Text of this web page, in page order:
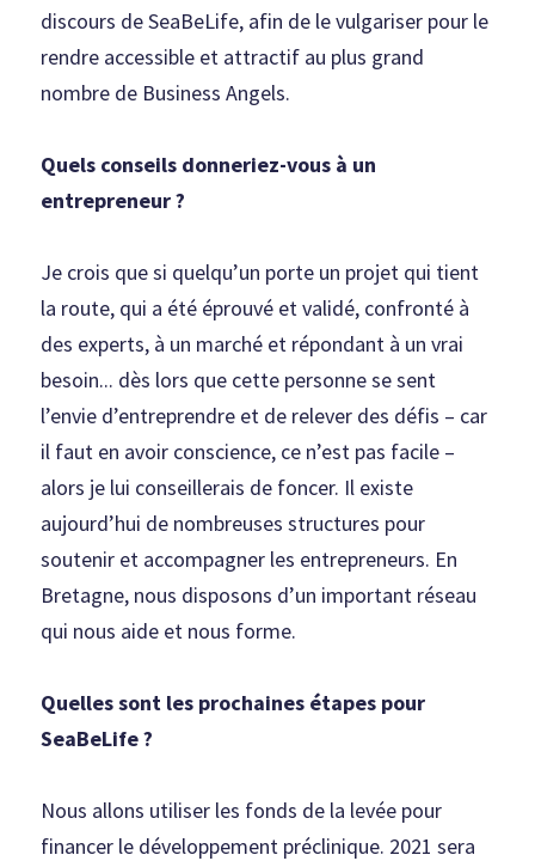
discours de SeaBeLife, afin de le vulgariser pour le
rendre accessible et attractif au plus grand
nombre de Business Angels.
Quels conseils donneriez-vous à un
entrepreneur ?
Je crois que si quelqu’un porte un projet qui tient
la route, qui a été éprouvé et validé, confronté à
des experts, à un marché et répondant à un vrai
besoin... dès lors que cette personne se sent
l’envie d’entreprendre et de relever des défis – car
il faut en avoir conscience, ce n’est pas facile –
alors je lui conseillerais de foncer. Il existe
aujourd’hui de nombreuses structures pour
soutenir et accompagner les entrepreneurs. En
Bretagne, nous disposons d’un important réseau
qui nous aide et nous forme.
Quelles sont les prochaines étapes pour
SeaBeLife ?
Nous allons utiliser les fonds de la levée pour
financer le développement préclinique. 2021 sera